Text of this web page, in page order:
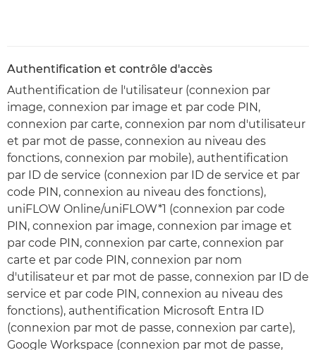
Authentification et contrôle d'accès
Authentification de l'utilisateur (connexion par
image, connexion par image et par code PIN,
connexion par carte, connexion par nom d'utilisateur
et par mot de passe, connexion au niveau des
fonctions, connexion par mobile), authentification
par ID de service (connexion par ID de service et par
code PIN, connexion au niveau des fonctions),
uniFLOW Online/uniFLOW*1 (connexion par code
PIN, connexion par image, connexion par image et
par code PIN, connexion par carte, connexion par
carte et par code PIN, connexion par nom
d'utilisateur et par mot de passe, connexion par ID de
service et par code PIN, connexion au niveau des
fonctions), authentification Microsoft Entra ID
(connexion par mot de passe, connexion par carte),
Google Workspace (connexion par mot de passe,